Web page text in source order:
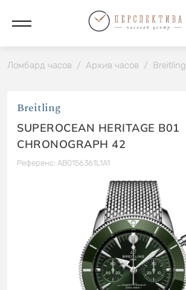
Ломбард часов / Архив часов / Breitling
Breitling
SUPEROCEAN HERITAGE B01
CHRONOGRAPH 42
Референс: AB0156361L1A1